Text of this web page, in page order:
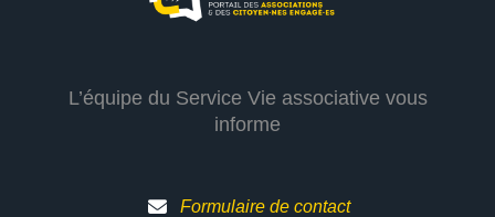
L’équipe du Service Vie associative vous
informe
Formulaire de contact